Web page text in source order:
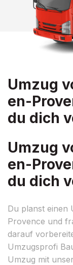
Umzug
en-
du dich
Umzug
en-
du dich
Du planst einen
Provence und
darauf
Umzugsprofi
Umzug mit